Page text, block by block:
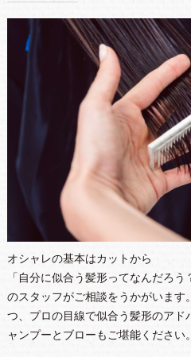
オシャレの基本はカットから
「自分に似合う髪形ってなんだろ
のスタッフがご相談をうかがいま
つ、プロの目線で似合う髪形のア
ャンプーとブローもご堪能ください。